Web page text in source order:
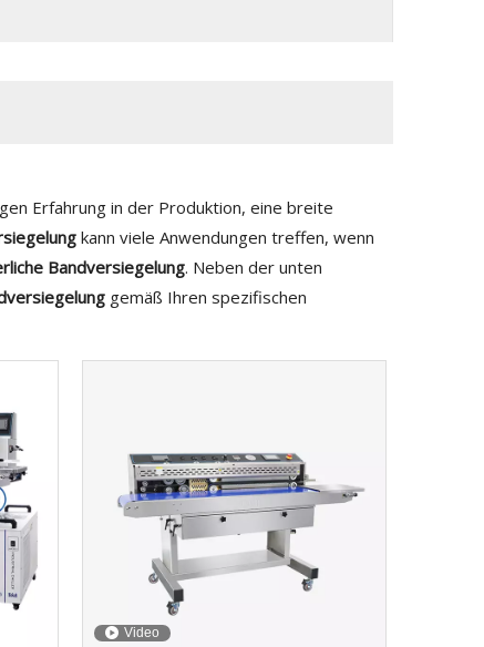
Erfahrung in der Produktion, eine breite
kann viele Anwendungen treffen, wenn
Bandversiegelung. Neben der unten
gemäß Ihren spezifischen
Video